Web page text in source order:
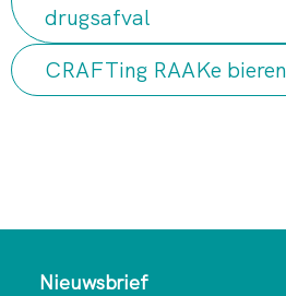
drugsafval
CRAFTing RAAKe bieren
Nieuwsbrief